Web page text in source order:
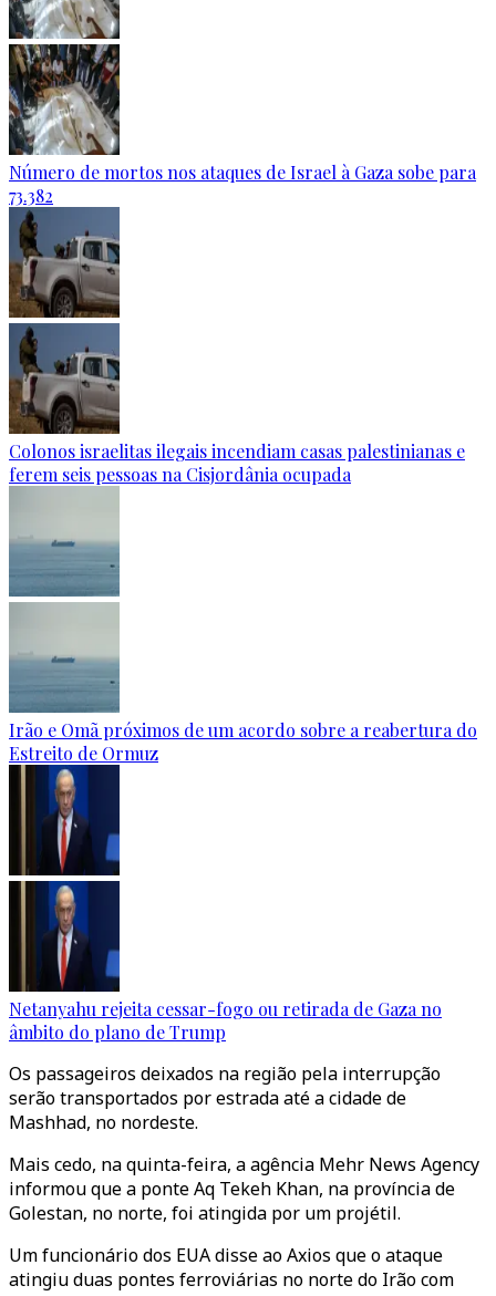
Número de mortos nos ataques de Israel à Gaza sobe para
73.382
Colonos israelitas ilegais incendiam casas palestinianas e
ferem seis pessoas na Cisjordânia ocupada
Irão e Omã próximos de um acordo sobre a reabertura do
Estreito de Ormuz
Netanyahu rejeita cessar-fogo ou retirada de Gaza no
âmbito do plano de Trump
Os passageiros deixados na região pela interrupção
serão transportados por estrada até a cidade de
Mashhad, no nordeste.
Mais cedo, na quinta-feira, a agência Mehr News Agency
informou que a ponte Aq Tekeh Khan, na província de
Golestan, no norte, foi atingida por um projétil.
Um funcionário dos EUA disse ao Axios que o ataque
atingiu duas pontes ferroviárias no norte do Irão com